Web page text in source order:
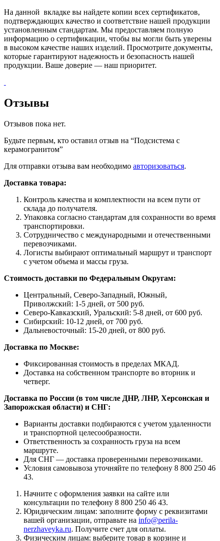
На данной вкладке вы найдете копии всех сертификатов,
подтверждающих качество и соответствие нашей продукции
установленным стандартам. Мы предоставляем полную
информацию о сертификации, чтобы вы могли быть уверены
в высоком качестве наших изделий. Просмотрите документы,
которые гарантируют надежность и безопасность нашей
продукции. Ваше доверие — наш приоритет.
Отзывы
Отзывов пока нет.
Будьте первым, кто оставил отзыв на “Подсистема с
керамогранитом”
Для отправки отзыва вам необходимо авторизоваться.
Доставка товара:
Контроль качества и комплектности на всем пути от
склада до получателя.
Упаковка согласно стандартам для сохранности во время
транспортировки.
Сотрудничество с международными и отечественными
перевозчиками.
Логисты выбирают оптимальный маршрут и транспорт
с учетом объема и массы груза.
Стоимость доставки по Федеральным Округам:
Центральный, Северо-Западный, Южный,
Приволжский: 1-5 дней, от 500 руб.
Северо-Кавказский, Уральский: 5-8 дней, от 600 руб.
Сибирский: 10-12 дней, от 700 руб.
Дальневосточный: 15-20 дней, от 800 руб.
Доставка по Москве:
Фиксированная стоимость в пределах МКАД.
Доставка на собственном транспорте во вторник и
четверг.
Доставка по России (в том числе ДНР, ЛНР, Херсонская и
Запорожская области) и СНГ:
Варианты доставки подбираются с учетом удаленности
и транспортной целесообразности.
Ответственность за сохранность груза на всем
маршруте.
Для СНГ — доставка проверенными перевозчиками.
Условия самовывоза уточняйте по телефону 8 800 250 46
43.
Начните с оформления заявки на сайте или
консультации по телефону 8 800 250 46 43.
Юридическим лицам: заполните форму с реквизитами
вашей организации, отправьте на info@perila-
nerzhaveyka.ru. Получите счет для оплаты.
Физическим лицам: выберите товар в корзине и